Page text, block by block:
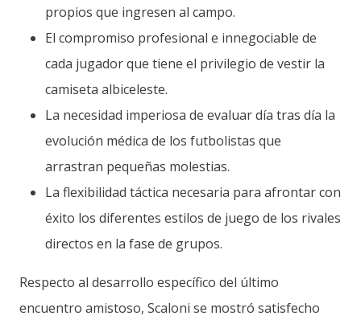
propios que ingresen al campo.
El compromiso profesional e innegociable de
cada jugador que tiene el privilegio de vestir la
camiseta albiceleste.
La necesidad imperiosa de evaluar día tras día la
evolución médica de los futbolistas que
arrastran pequeñas molestias.
La flexibilidad táctica necesaria para afrontar con
éxito los diferentes estilos de juego de los rivales
directos en la fase de grupos.
Respecto al desarrollo específico del último
encuentro amistoso, Scaloni se mostró satisfecho